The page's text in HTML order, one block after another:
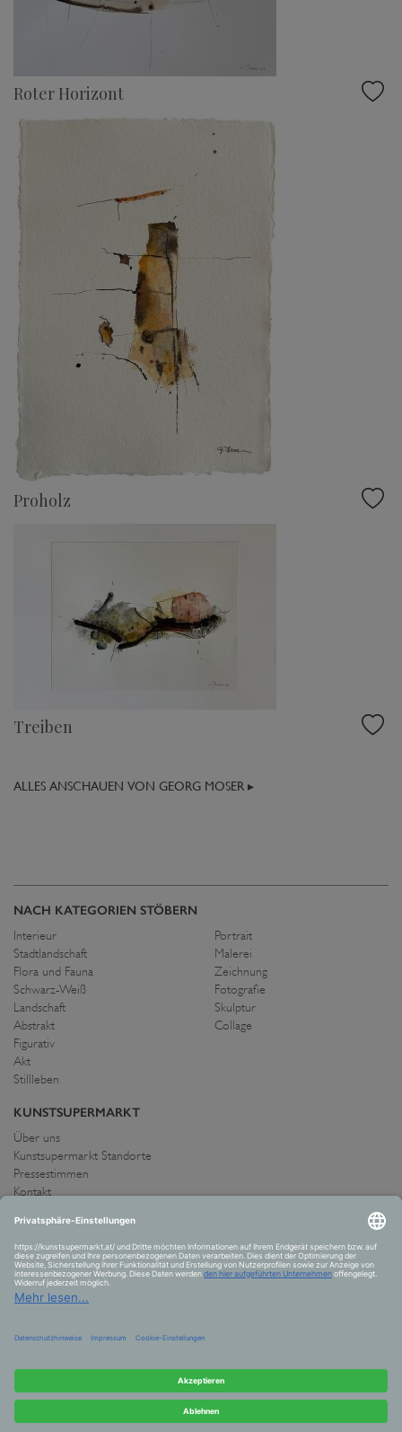
Roter Horizont
Proholz
Treiben
ALLES ANSCHAUEN VON GEORG MOSER ▸
NACH KATEGORIEN STÖBERN
Interieur
Stadtlandschaft
Flora und Fauna
Schwarz-Weiß
Landschaft
Abstrakt
Figurativ
Akt
Stillleben
Portrait
Malerei
Zeichnung
Fotografie
Skulptur
Collage
KUNSTSUPERMARKT
Über uns
Kunstsupermarkt Standorte
Pressestimmen
Kontakt
IMPRESSUM UND AGB
Allgemeine Geschäftsbedingungen
Widerrufsrecht
Datenschutzerklärung
Allgemeine Geschäftsbedingungen
Versand und Zahlung